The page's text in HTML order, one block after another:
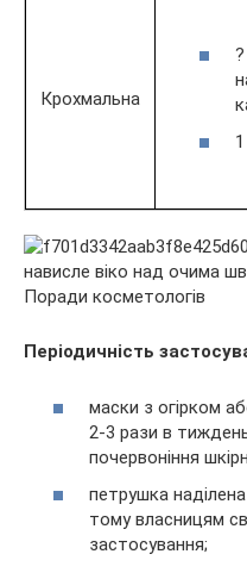
Крохмальна
Періодичність
маски з огірком
2-3 рази в
почервоніння
петрушка
тому власницям
застосування;